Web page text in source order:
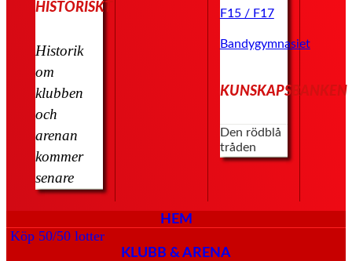
HISTORISKT
Historik
om
klubben
och
arenan
kommer
senare
F15 / F17
Bandygymnasiet
KUNSKAPSBANKEN
Den rödblå
tråden
HEM
Köp 50/50 lotter
KLUBB & ARENA